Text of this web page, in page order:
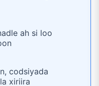
ah si loo
codsiyada
xiriira